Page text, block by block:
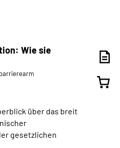
Wie sie
über das breit
gesetzlichen